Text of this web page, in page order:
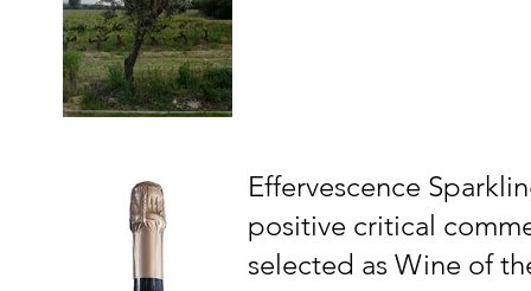
Effervescence
positive critical
selected as Wine of